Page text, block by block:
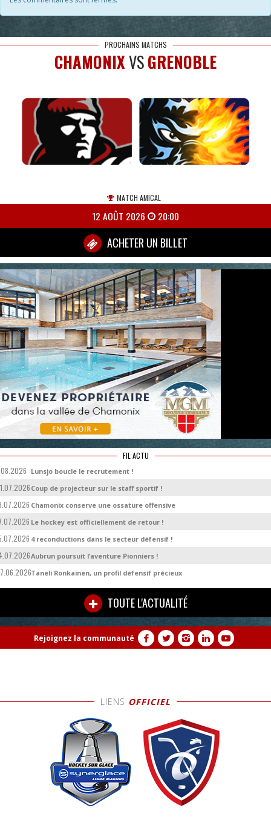
PROCHAINS MATCHS
CHAMONIXVSGRENOBLE
MATCH AMICAL
12 AOÛT 2026 20:00
ACHETER UN BILLET
FIL ACTU
Lunsjo boucle le recrutement !
Coup de projecteur sur le staff sportif !
Chamonix conserve une ossature offensive
Le hockey est officiellement de retour !
4 reconductions dans le secteur défensif !
Aubrun poursuit l’aventure Pionniers !
Taneli Ronkainen, un profil défensif précieux
TOUTE L'ACTUALITÉ
Rejoignez la communauté
LIENS OFFICIEL